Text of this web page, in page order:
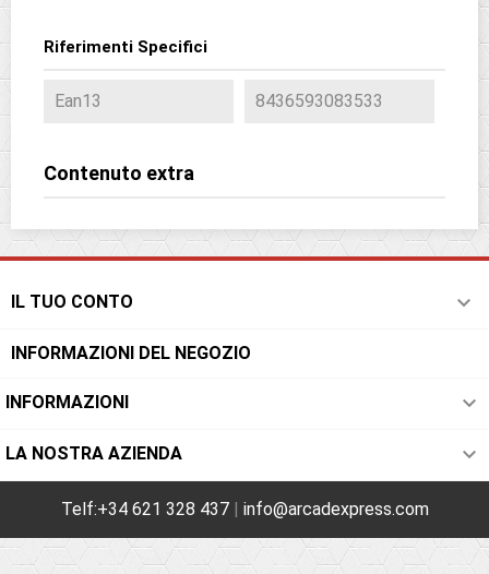
Riferimenti Specifici
Ean13 8436593083533
Contenuto extra
IL TUO CONTO 
INFORMAZIONI DEL NEGOZIO
INFORMAZIONI 
LA NOSTRA AZIENDA 
Telf:+34 621 328 437| info@arcadexpress.com